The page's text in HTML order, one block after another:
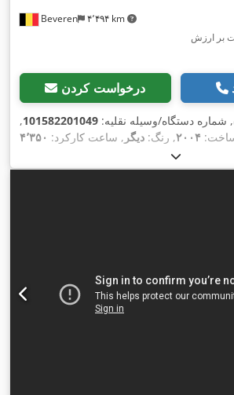
Beveren ۴٬۴۹۴ km
بر ارزش
درخواست کردن
, شماره دستگاه/وسیله نقلیه: 101582201049
,
۲۰۰۴, رنگ: دیگر , ساعت کارکرد: